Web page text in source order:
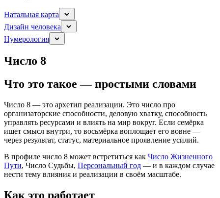
Натальная карта
Дизайн человека
Нумерология
Число 8
Что это такое — простыми словами
Число 8 — это архетип реализации. Это число про
организаторские способности, деловую хватку, способность
управлять ресурсами и влиять на мир вокруг. Если семёрка
ищет смысл внутри, то восьмёрка воплощает его вовне —
через результат, статус, материальное проявление усилий.
В профиле число 8 может встретиться как Число Жизненного
Пути, Число Судьбы, Персональный год — и в каждом случае
нести тему влияния и реализации в своём масштабе.
Как это работает